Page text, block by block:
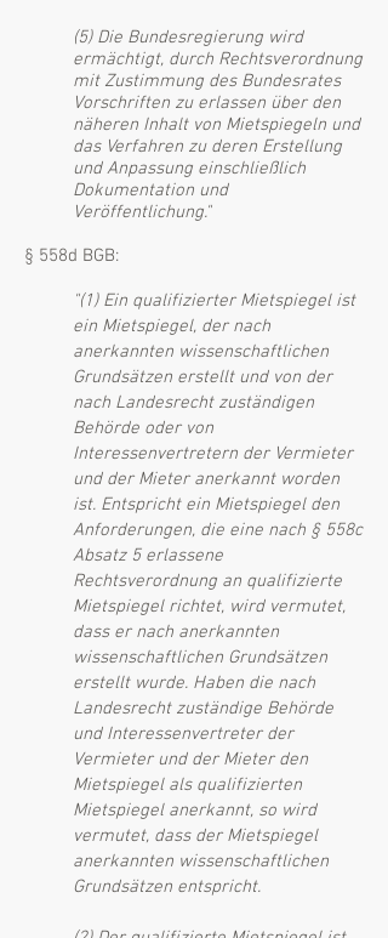
(5) Die Bundesregierung wird
ermächtigt, durch Rechtsverordnung
mit Zustimmung des Bundesrates
Vorschriften zu erlassen über den
näheren Inhalt von Mietspiegeln und
das Verfahren zu deren Erstellung
und Anpassung einschließlich
Dokumentation und
Veröffentlichung."
§ 558d BGB:
"(1) Ein qualifizierter Mietspiegel ist
ein Mietspiegel, der nach
anerkannten wissenschaftlichen
Grundsätzen erstellt und von der
nach Landesrecht zuständigen
Behörde oder von
Interessenvertretern der Vermieter
und der Mieter anerkannt worden
ist. Entspricht ein Mietspiegel den
Anforderungen, die eine nach § 558c
Absatz 5 erlassene
Rechtsverordnung an qualifizierte
Mietspiegel richtet, wird vermutet,
dass er nach anerkannten
wissenschaftlichen Grundsätzen
erstellt wurde. Haben die nach
Landesrecht zuständige Behörde
und Interessenvertreter der
Vermieter und der Mieter den
Mietspiegel als qualifizierten
Mietspiegel anerkannt, so wird
vermutet, dass der Mietspiegel
anerkannten wissenschaftlichen
Grundsätzen entspricht.